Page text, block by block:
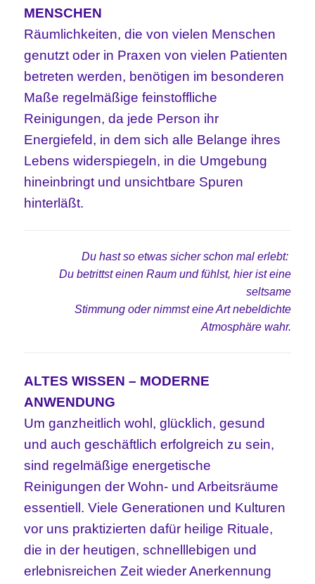
MENSCHEN
Räumlichkeiten, die von vielen Menschen
genutzt oder in Praxen von vielen Patienten
betreten werden, benötigen im besonderen
Maße regelmäßige feinstoffliche
Reinigungen, da jede Person ihr
Energiefeld, in dem sich alle Belange ihres
Lebens widerspiegeln, in die Umgebung
hineinbringt und unsichtbare Spuren
hinterläßt.
Du hast so etwas sicher schon mal erlebt:
Du betrittst einen Raum und fühlst, hier ist eine
seltsame
Stimmung oder nimmst eine Art nebeldichte
Atmosphäre wahr.
ALTES WISSEN – MODERNE
ANWENDUNG
Um ganzheitlich wohl, glücklich, gesund
und auch geschäftlich erfolgreich zu sein,
sind regelmäßige energetische
Reinigungen der Wohn- und Arbeitsräume
essentiell. Viele Generationen und Kulturen
vor uns praktizierten dafür heilige Rituale,
die in der heutigen, schnelllebigen und
erlebnisreichen Zeit wieder Anerkennung